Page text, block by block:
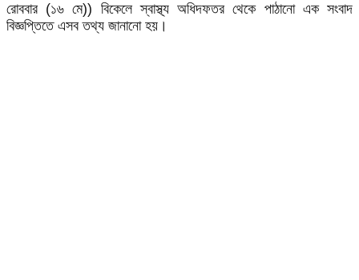
রোববার (১৬ মে)) বিকেলে স্বাস্থ্য অধিদফতর থেকে পাঠানো এক সংবাদ
বিজ্ঞপ্তিতে এসব তথ্য জানানো হয়।